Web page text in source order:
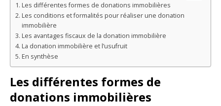
Les différentes formes de donations immobilières
Les conditions et formalités pour réaliser une donation
immobilière
Les avantages fiscaux de la donation immobilière
La donation immobilière et l’usufruit
En synthèse
Les différentes formes de
donations immobilières